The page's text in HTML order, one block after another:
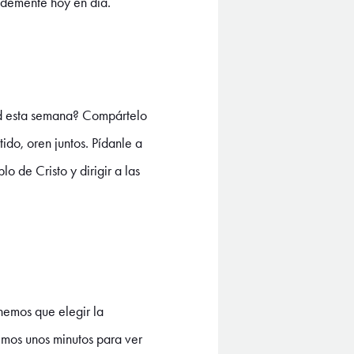
semana? Compártelo
oren juntos. Pídanle a
de Cristo y dirigir a las
que elegir la
unos minutos para ver